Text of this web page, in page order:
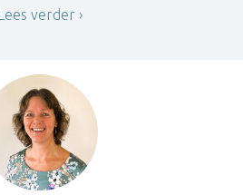
Lees verder